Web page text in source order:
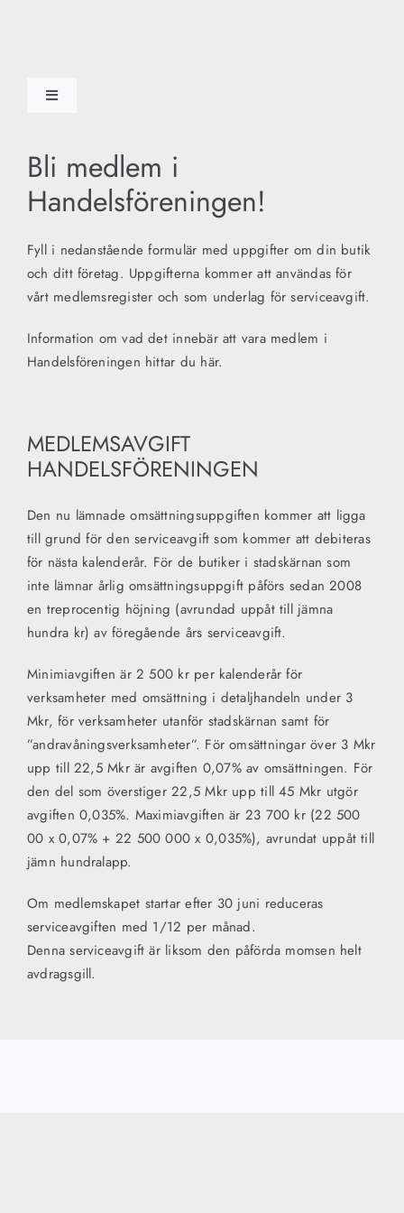
Toggle
OM HANDELSFÖRENINGEN
STIPENDIER
KONTAKT
Bli medlem i
Handelsföreningen!
Fyll i nedanstående formulär med uppgifter om din butik
och ditt företag. Uppgifterna kommer att användas för
vårt medlemsregister och som underlag för serviceavgift.
Information om vad det innebär att vara medlem i
Handelsföreningen hittar du här.
MEDLEMSAVGIFT
HANDELSFÖRENINGEN
Den nu lämnade omsättningsuppgiften kommer att ligga
till grund för den serviceavgift som kommer att debiteras
för nästa kalenderår. För de butiker i stadskärnan som
inte lämnar årlig omsättningsuppgift påförs sedan 2008
en treprocentig höjning (avrundad uppåt till jämna
hundra kr) av föregående års serviceavgift.
Minimiavgiften är 2 500 kr per kalenderår för
verksamheter med omsättning i detaljhandeln under 3
Mkr, för verksamheter utanför stadskärnan samt för
”andravåningsverksamheter”. För omsättningar över 3 Mkr
upp till 22,5 Mkr är avgiften 0,07% av omsättningen. För
den del som överstiger 22,5 Mkr upp till 45 Mkr utgör
avgiften 0,035%. Maximiavgiften är 23 700 kr (22 500
00 x 0,07% + 22 500 000 x 0,035%), avrundat uppåt till
jämn hundralapp.
Om medlemskapet startar efter 30 juni reduceras
serviceavgiften med 1/12 per månad.
Denna serviceavgift är liksom den påförda momsen helt
avdragsgill.